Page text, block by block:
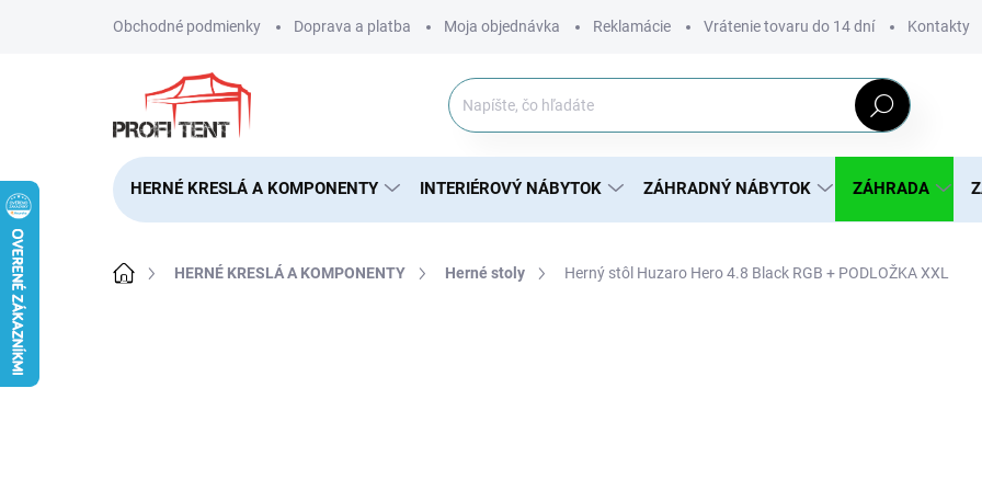
Obchodné podmienky Doprava a platba Moja objednávka Reklamácie Vrátenie tovaru do 14 dní Kontakty
Hľadať
HERNÉ KRESLÁ A KOMPONENTY INTERIÉROVÝ NÁBYTOK ZÁHRADNÝ NÁBYTOK ZÁHRADA
DomovHERNÉ KRESLÁ A KOMPONENTY Herné stoly Herný stôl Huzaro Hero 4.8 Black RGB + PODLOŽKA XXL